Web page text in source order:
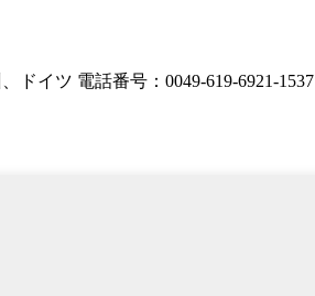
ドイツ 電話番号：0049-619-6921-1537